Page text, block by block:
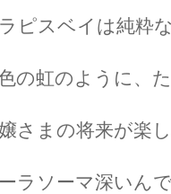
ピスベイは純粋な
の虹のように、
さまの将来が楽
ラソーマ深いんで